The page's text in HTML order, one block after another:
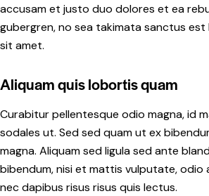
accusam et justo duo dolores et ea
gubergren, no sea takimata sanctus est
sit amet.
Aliquam quis lobortis quam
Curabitur pellentesque odio magna, id
sodales ut. Sed sed quam ut ex
magna. Aliquam sed ligula sed ante
bibendum, nisi et mattis vulputate, odio
nec dapibus risus risus quis lectus.